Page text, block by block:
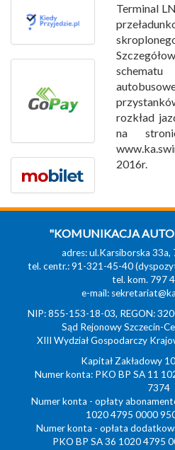
Terminal
rozkład
na
2016r.
"KOMUNIKACJA
adres: ul.Karsiborska 33a,
tel. centr.: 91-321-45-40
tel. kom. 797
e-mail:
NIP: 855-153-18-03, REGON:
Sąd Rejonowy Szczecin-
XIII Wydział Gospodarczy
Kapitał Zakładowy
Numer konta: PKO BP SA 11
7374
Numer konta - opłaty
1020 4795 0000
Numer konta - opłata
PKO BP SA 36 1020 4795